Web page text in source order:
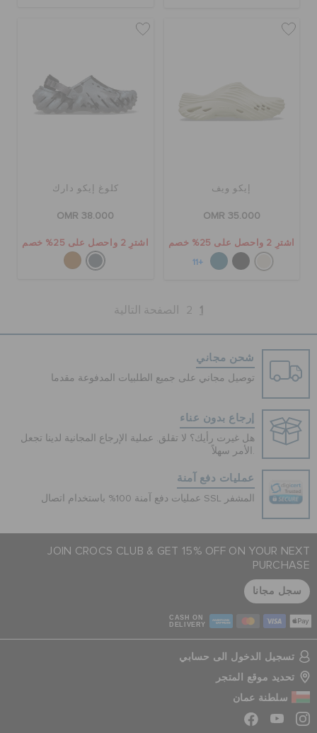
إيكو ويف
OMR 35.000
اشترِ 2 واحصل على 25% خصم
+11
كلوغ إيكو دارك
OMR 38.000
اشترِ 2 واحصل على 25% خصم
1
2 الصفحة التالية
شحن مجاني
توصيل مجاني على جميع الطلبيات المدفوعة مقدما
إرجاع بدون عناء
هل غيرت رأيك؟ لا تقلق. عملية الإرجاع المجانية لدينا تجعل
عمليات دفع آمنة
عمليات دفع آمنة 100% باستخدام اتصال SSL المشفر
JOIN CROCS CLUB & GET 15% OFF ON YOUR NEXT
PURCHASE
سجل مجانا
CASH ON
DELIVERY
تسجيل الدخول الى حسابي
تحديد موقع المتجر
سلطنة عمان